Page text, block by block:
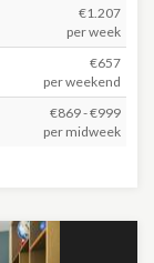
€1.207
per week
€657
per weekend
€869 - €999
per midweek